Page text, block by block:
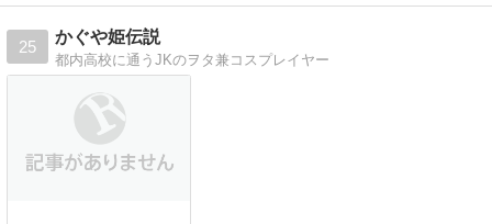
25
かぐや姫伝説
都内高校に通うJKのヲタ兼コスプレイヤー